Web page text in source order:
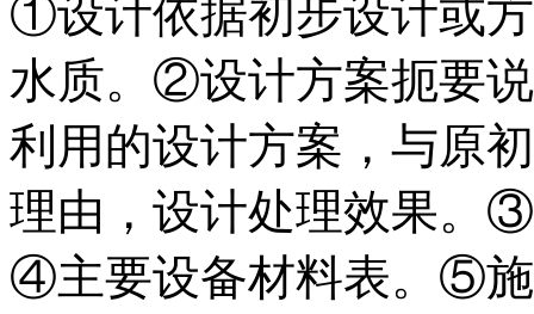
①设计依据初步设计或
水质。②设计方案扼要
利用的设计方案，与原
理由，设计处理效果。
④主要设备材料表。⑤施